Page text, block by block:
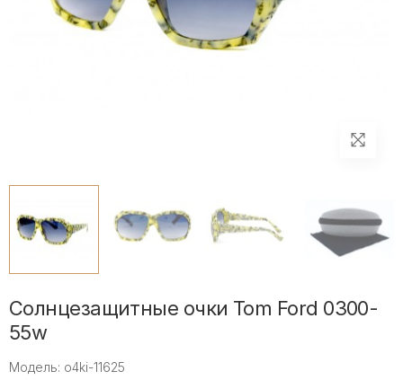
Солнцезащитные очки Tom Ford 0300-
55w
Модель: o4ki-11625